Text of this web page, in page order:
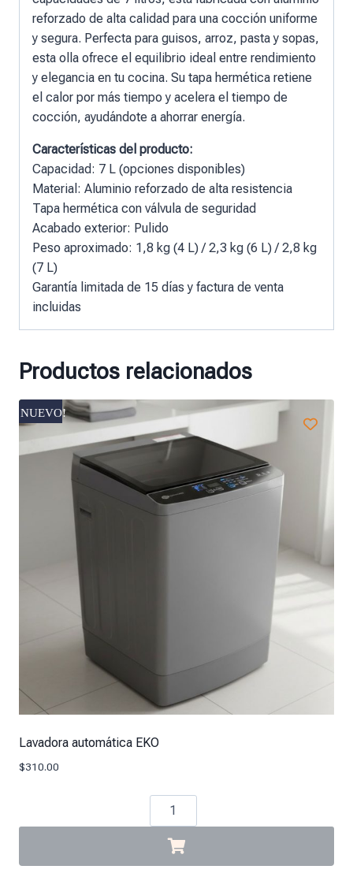
reforzado de alta calidad para una cocción uniforme
y segura. Perfecta para guisos, arroz, pasta y sopas,
esta olla ofrece el equilibrio ideal entre rendimiento
y elegancia en tu cocina. Su tapa hermética retiene
el calor por más tiempo y acelera el tiempo de
cocción, ayudándote a ahorrar energía.
Características del producto:
Capacidad: 7 L (opciones disponibles)
Material: Aluminio reforzado de alta resistencia
Tapa hermética con válvula de seguridad
Acabado exterior: Pulido
Peso aproximado: 1,8 kg (4 L) / 2,3 kg (6 L) / 2,8 kg
(7 L)
Garantía limitada de 15 días y factura de venta
incluidas
Productos relacionados
NUEVO!
Lavadora automática EKO
$310.00